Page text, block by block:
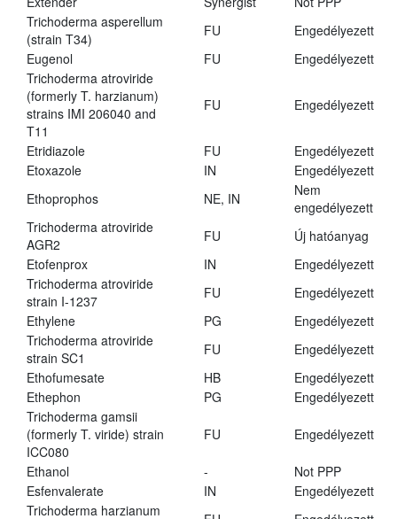
Trichoderma asperellum
(strain T34)
FU
Engedélyezett
Eugenol
FU
Engedélyezett
Trichoderma atroviride
(formerly T. harzianum)
strains IMI 206040 and
T11
FU Engedélyezett
Etridiazole FU
Engedélyezett
Etoxazole
IN
Engedélyezett
Ethoprophos
NE, IN
Nem
engedélyezett
Trichoderma atroviride
AGR2
FU
Új hatóanyag
Etofenprox
IN
Engedélyezett
Trichoderma atroviride
strain I-1237
FU
Engedélyezett
Ethylene
PG
Engedélyezett
Trichoderma atroviride
strain SC1
FU
Engedélyezett
Ethofumesate
HB
Engedélyezett
Ethephon
PG
Engedélyezett
Trichoderma gamsii
(formerly T. viride) strain
ICC080
FU Engedélyezett
Ethanol -
Not PPP
Esfenvalerate
IN
Engedélyezett
Trichoderma harzianum